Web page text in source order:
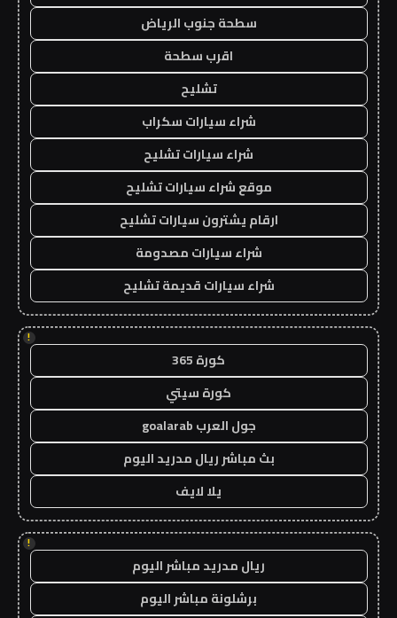
سطحة جنوب الرياض
اقرب سطحة
تشليح
شراء سيارات سكراب
شراء سيارات تشليح
موقع شراء سيارات تشليح
ارقام يشترون سيارات تشليح
شراء سيارات مصدومة
شراء سيارات قديمة تشليح
!
كورة 365
كورة سيتي
جول العرب goalarab
بث مباشر ريال مدريد اليوم
يلا لايف
!
ريال مدريد مباشر اليوم
برشلونة مباشر اليوم